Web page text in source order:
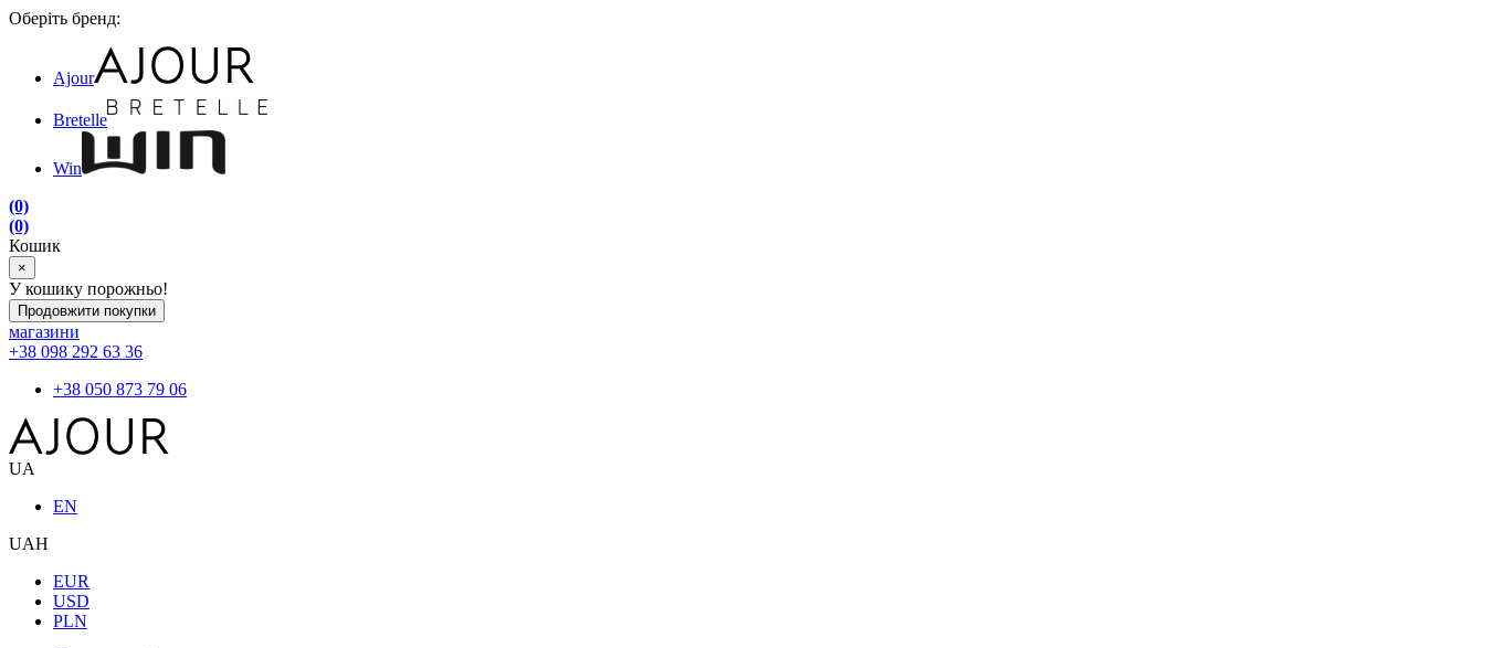
Оберіть бренд:
Ajour
Bretelle
Win
(0)
(0)
Кошик
×
У кошику порожньо!
Продовжити покупки
магазини
+38 098 292 63 36
+38 050 873 79 06
UA
EN
UAH
EUR
USD
PLN